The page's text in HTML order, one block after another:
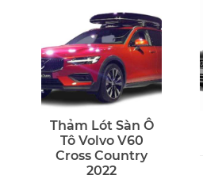
Thảm Lót Sàn Ô
Tô Volvo V60
Cross Country
2022